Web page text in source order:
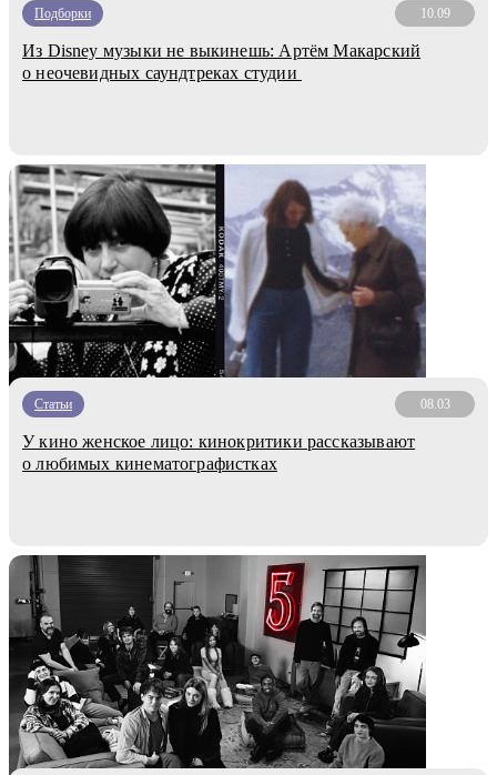
Подборки 10.09
Из Disney музыки не выкинешь: Артём Макарский
о неочевидных саундтреках студии
Статьи 08.03
У кино женское лицо: кинокритики рассказывают
о любимых кинематографистках